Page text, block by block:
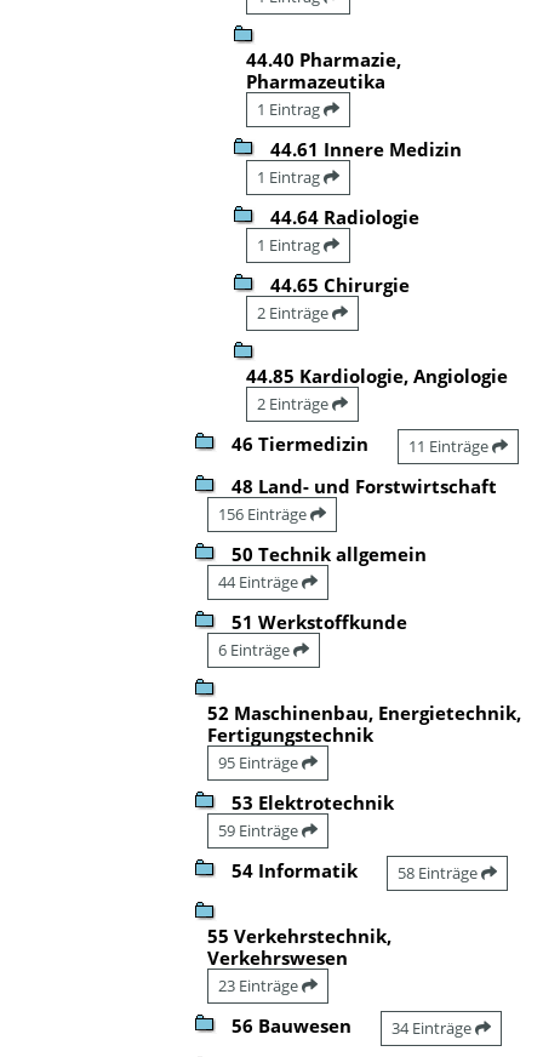
44.40 Pharmazie,
Pharmazeutika
1 Eintrag
44.61 Innere Medizin
1 Eintrag
44.64 Radiologie
1 Eintrag
44.65 Chirurgie
2 Einträge
44.85 Kardiologie, Angiologie
2 Einträge
46 Tiermedizin 11 Einträge
48 Land- und Forstwirtschaft
156 Einträge
50 Technik allgemein
44 Einträge
51 Werkstoffkunde
6 Einträge
52 Maschinenbau, Energietechnik,
Fertigungstechnik
95 Einträge
53 Elektrotechnik
59 Einträge
54 Informatik 58 Einträge
55 Verkehrstechnik,
Verkehrswesen
23 Einträge
56 Bauwesen 34 Einträge